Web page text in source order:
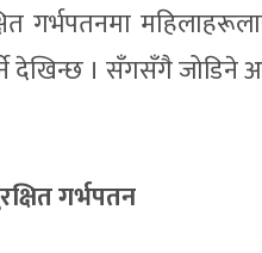
गर्भपतनमा
देखिन्छ । सँगसँगै
गर्भपतन